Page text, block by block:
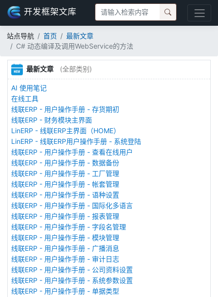
开发框架文库
站点导航 首页
最新文章
C# 动态编译及调用WebService的方法
最新文章 (全部类别)
AI 使用笔记
在线工具
线联ERP - 用户操作手册 - 存货期初
线联ERP - 财务模块主界面
LinERP - 线联ERP主界面（HOME）
LinERP - 线联ERP用户操作手册 - 系统登陆
线联ERP - 用户操作手册 - 查看在线用户
线联ERP - 用户操作手册 - 数据备份
线联ERP - 用户操作手册 - 工厂管理
线联ERP - 用户操作手册 - 帐套管理
线联ERP - 用户操作手册 - 语种设置
线联ERP - 用户操作手册 - 国际化多语言
线联ERP - 用户操作手册 - 报表管理
线联ERP - 用户操作手册 - 字段名管理
线联ERP - 用户操作手册 - 模块管理
线联ERP - 用户操作手册 - 广播消息
线联ERP - 用户操作手册 - 审计日志
线联ERP - 用户操作手册 - 公司资料设置
线联ERP - 用户操作手册 - 系统参数设置
线联ERP - 用户操作手册 - 单据类型